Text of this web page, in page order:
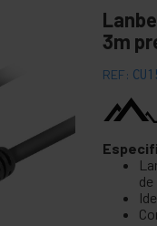
3m
REF: